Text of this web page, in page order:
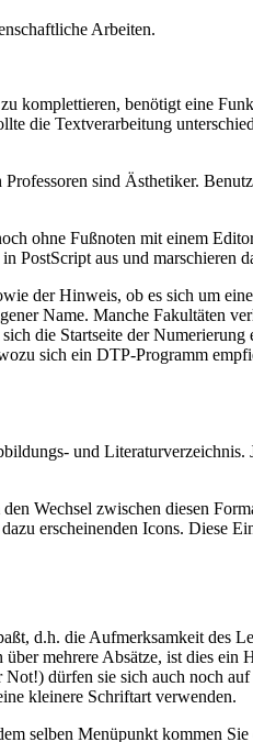
Arbeiten.
komplettieren, benötigt eine
die Textverarbeitung
sind Ästhetiker.
ohne Fußnoten mit einem
PostScript aus und marschieren
der Hinweis, ob es sich um
Name. Manche Fakultäten
die Startseite der Numerierung
sich ein DTP-Programm
und Literaturverzeichnis.
Wechsel zwischen diesen
erscheinenden Icons. Diese
d.h. die Aufmerksamkeit des
mehrere Absätze, ist dies ein
dürfen sie sich auch noch auf
kleinere Schriftart verwenden.
selben Menüpunkt kommen